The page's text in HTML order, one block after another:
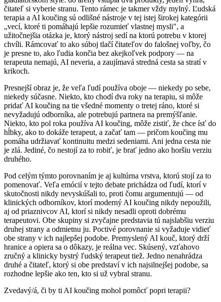
čitateľ si vyberie stranu. Tento rámec je takmer vždy mylný. Ľudská
terapia a AI koučing sú odlišné nástroje v tej istej širokej kategórii
„vecí, ktoré ti pomáhajú lepšie rozumieť vlastnej mysli", a
užitočnejšia otázka je, ktorý nástroj sedí na ktorú potrebu v ktorej
chvíli. Rámcovať to ako súboj tlačí čitateľov do falošnej voľby, čo
je presne to, ako ľudia končia bez akejkoľvek podpory — na
terapeuta nemajú, AI neveria, a zaujímavá stredná cesta sa stratí v
krikoch.
Presnejší obraz je, že veľa ľudí používa oboje — niekedy po sebe,
niekedy súčasne. Niekto, kto chodí dva roky na terapiu, si môže
pridať AI koučing na tie všedné momenty o tretej ráno, ktoré si
nevyžadujú odborníka, ale potrebujú partnera na premýšľanie.
Niekto, kto pol roka používa AI koučing, môže zistiť, že chce ísť do
hĺbky, ako to dokáže terapeut, a začať tam — pričom koučing mu
pomáha udržiavať kontinuitu medzi sedeniami. Ani jedna cesta nie
je zlá. Jediné, čo nestojí za to robiť, je brať jedno ako horšiu verziu
druhého.
Pod celým týmto porovnaním je aj kultúrna vrstva, ktorú stojí za to
pomenovať. Veľa emócií v tejto debate prichádza od ľudí, ktorí v
skutočnosti nikdy nevyskúšali to, proti čomu argumentujú — od
klinických odborníkov, ktorí moderný AI koučing nikdy nepoužili,
aj od priaznivcov AI, ktorí si nikdy nesadli oproti dobrému
terapeutovi. Obe skupiny si zvyčajne predstavia tú najslabšiu verziu
druhej strany a odmietnu ju. Poctivé porovnanie si vyžaduje vidieť
obe strany v ich najlepšej podobe. Premyslený AI kouč, ktorý drží
hranice a opiera sa o dôkazy, je reálna vec. Skúsený, vzťahovo
zručný a klinicky bystrý ľudský terapeut tiež. Jedno nenahrádza
druhé a čitateľ, ktorý si obe predstaví v ich najsilnejšej podobe, sa
rozhodne lepšie ako ten, kto si už vybral stranu.
Zvedavý/á, či by ti AI koučing mohol pomôcť popri terapii?